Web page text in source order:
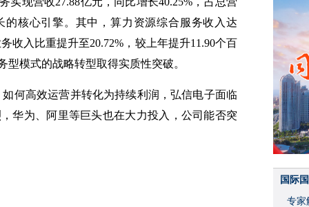
的核心引擎。其中，算力资源综合服务收入达
收入比重提升至20.72%，较上年提升11.90个百
模式的战略转型取得实质性突破。
如何高效运营并转化为持续利润，弘信电子面临
华为、阿里等巨头也在大力投入，公司能否突
国际
专家